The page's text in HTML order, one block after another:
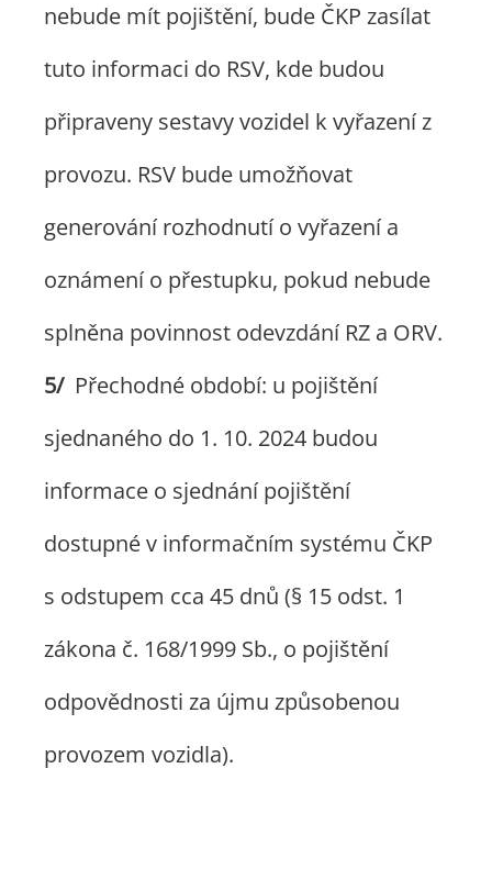
nebude mít pojištění, bude ČKP zasílat
tuto informaci do RSV, kde budou
připraveny sestavy vozidel k vyřazení z
provozu. RSV bude umožňovat
generování rozhodnutí o vyřazení a
oznámení o přestupku, pokud nebude
splněna povinnost odevzdání RZ a ORV.
Přechodné období: u pojištění
sjednaného do 1. 10. 2024 budou
informace o sjednání pojištění
dostupné v informačním systému ČKP
s odstupem cca 45 dnů (§ 15 odst. 1
zákona č. 168/1999 Sb., o pojištění
odpovědnosti za újmu způsobenou
provozem vozidla).